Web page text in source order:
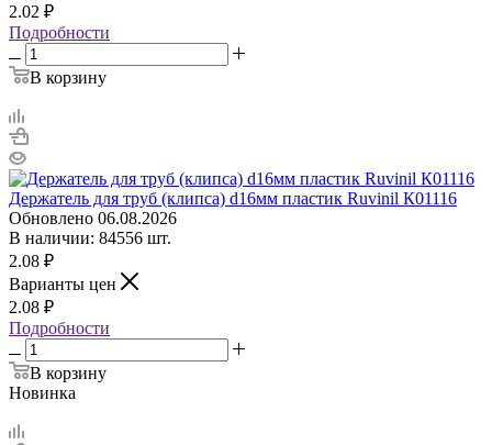
2.02 ₽
Подробности
В корзину
Держатель для труб (клипса) d16мм пластик Ruvinil К01116
Обновлено 06.08.2026
В наличии: 84556 шт.
2.08 ₽
Варианты цен
2.08 ₽
Подробности
В корзину
Новинка